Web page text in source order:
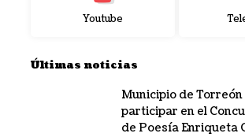
Youtube
Últimas noticias
Municipio de
participar en el
de Poesía Enriqueta